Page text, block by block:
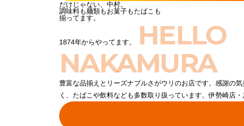
だけじゃない、中村。
調味料も麺類もお菓子もたばこも
揃ってます。
1874年からやってます。
HELLO
NAKAMURA
豊富な品揃えとリーズナブルさがウリのお店です。感謝の
く、たばこや飲料なども多数取り扱っています。伊勢崎店